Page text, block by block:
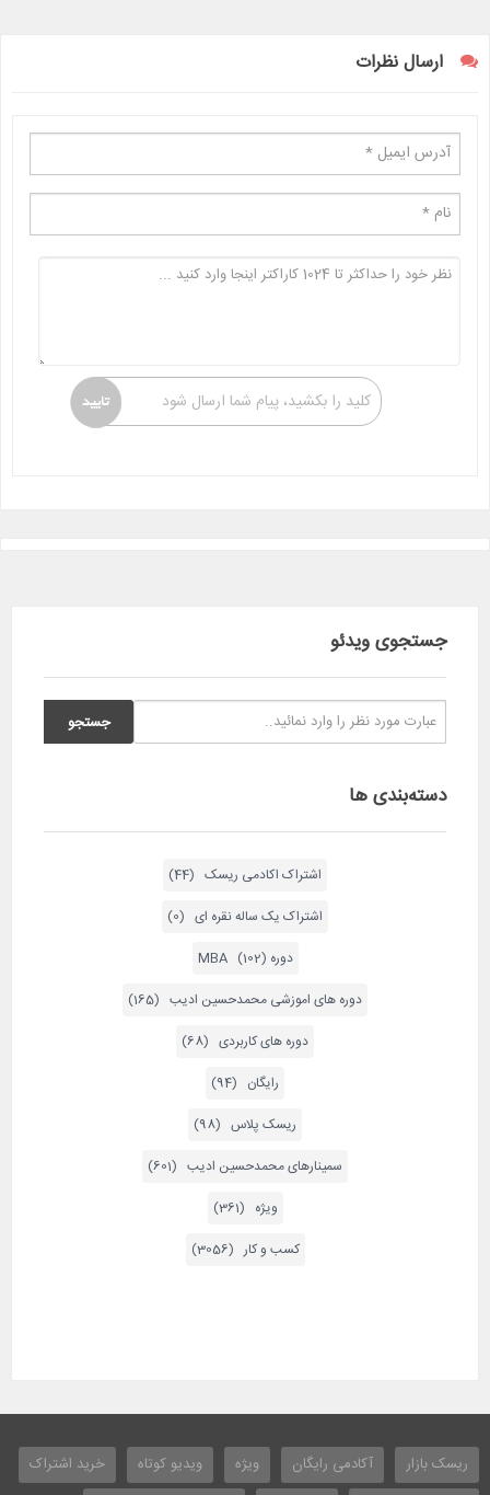
ارسال نظرات
کلید را بکشید، پیام شما ارسال شود
جستجوی ویدئو
دسته‌بندی ها
اشتراک اکادمی ریسک (44)
اشتراک یک ساله نقره ای (0)
دوره MBA (102)
دوره های اموزشی محمدحسین ادیب (165)
دوره های کاربردی (68)
رایگان (94)
ریسک پلاس (98)
سمینارهای محمدحسین ادیب (601)
ویژه (361)
کسب و کار (3056)
ریسک بازار آکادمی رایگان ویژه ویدیو کوتاه
خرید اشتراک